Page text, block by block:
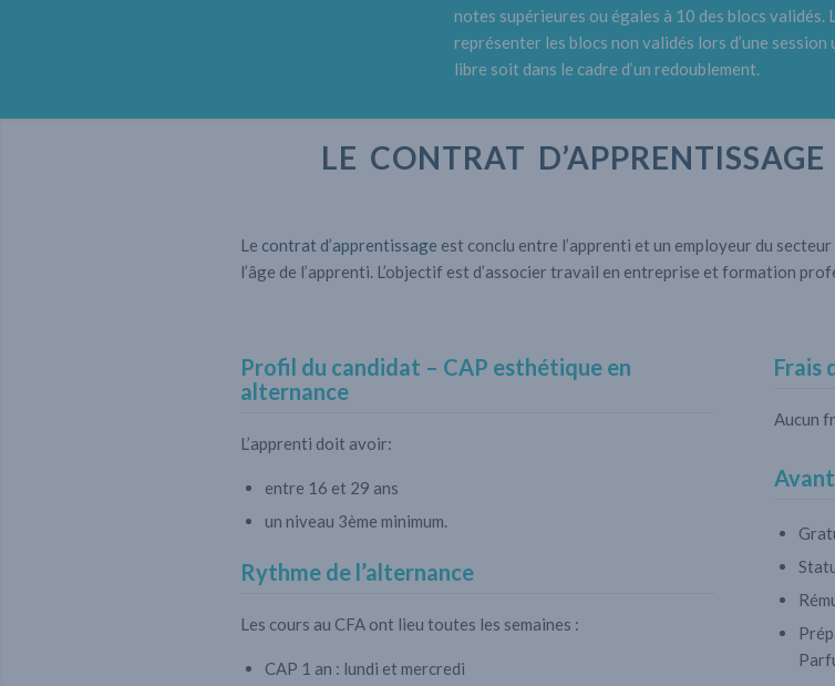
notes supérieures ou égales à 10 des blocs validés.
représenter les blocs non validés lors d’une
libre soit dans le cadre d’un redoublement.
LE CONTRAT D’APPRENTISSAGE
Le contrat d’apprentissage est conclu entre l’apprenti et un employeur du
l’âge de l’apprenti. L’objectif est d’associer travail en entreprise et formation
Profil du candidat – CAP esthétique en
alternance
L’apprenti doit avoir:
entre 16 et 29 ans
un niveau 3ème minimum.
Rythme de l’alternance
Les cours au CFA ont lieu toutes les semaines :
CAP 1 an : lundi et mercredi
Frais
Aucun